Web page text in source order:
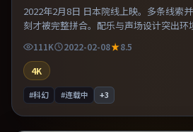
2022年2月8日 日本院线上映。多条线索
刻才被完整拼合。配乐与声场设计突出
其中。整体完成度较高，适合周末一口气
111K 2022-02-08
8.5
4K
#科幻 #连载中 +3